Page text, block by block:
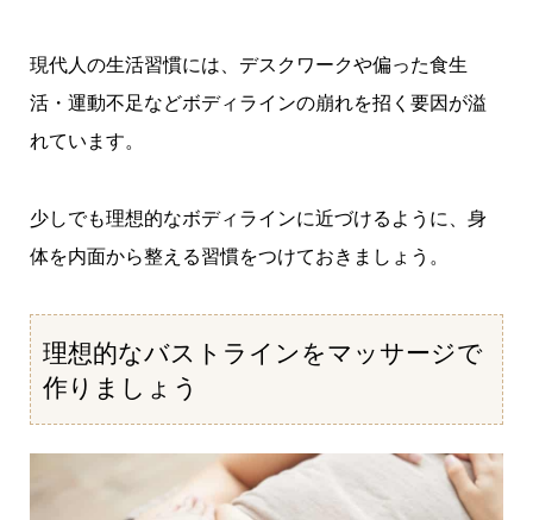
現代人の生活習慣には、デスクワークや偏った食生
活・運動不足などボディラインの崩れを招く要因が溢
れています。
少しでも理想的なボディラインに近づけるように、身
体を内面から整える習慣をつけておきましょう。
理想的なバストラインをマッサージで
作りましょう